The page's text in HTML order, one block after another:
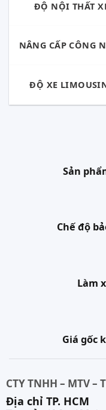
ĐỘ NỘI THẤT
NÂNG CẤP CÔNG
ĐỘ XE
Sản
Chế độ
Làm
Giá gốc
CTY TNHH – MTV –
Địa chỉ TP. HCM